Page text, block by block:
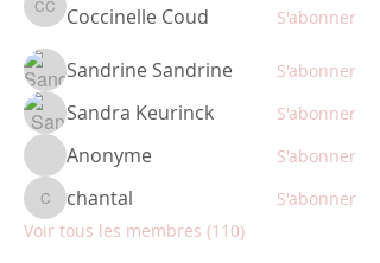
Coccinelle Coud
Coccinelle Coud S'abonner
Sandrine Sandrine S'abonner
Sandra Keurinck S'abonner
Anonyme S'abonner
chantalchantal
S'abonner
Voir tous les membres (110)